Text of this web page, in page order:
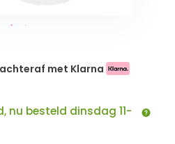
met Klarna
nu besteld dinsdag 11-